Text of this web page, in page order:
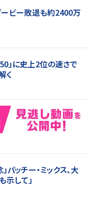
ービー敗退も約2400万
」に史上2位の速さで
く
パッチー・ミックス、大
示して」